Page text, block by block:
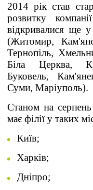
2014 рік став
розвитку
відкривалися ще
(Житомир,
Тернопіль,
Біла Церква,
Буковель,
Суми, Маріуполь).
Станом на
має філії у таких
Київ;
Харків;
Дніпро;